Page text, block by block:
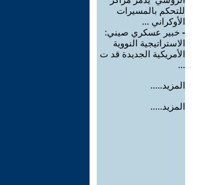
للتحكم بالمسيرات
الأوكراني ...
- خبير عسكري صيني:
الاستراتيجية النووية
الأمريكية الجديدة قد ت
...
المزيد.....
المزيد.....